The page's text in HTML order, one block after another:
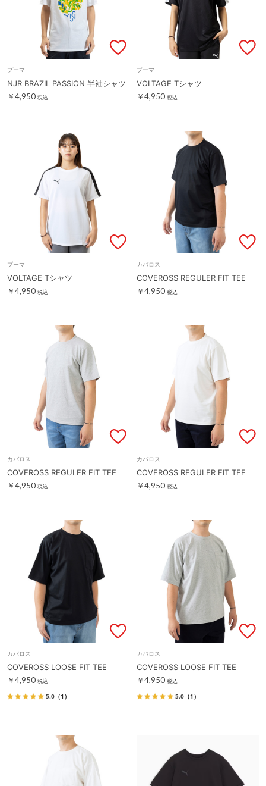
プーマ
NJR BRAZIL PASSION 半袖シャツ
￥4,950 税込
プーマ
VOLTAGE Tシャツ
￥4,950 税込
プーマ
VOLTAGE Tシャツ
￥4,950 税込
カバロス
COVEROSS REGULER FIT TEE
￥4,950 税込
カバロス
COVEROSS REGULER FIT TEE
￥4,950 税込
カバロス
COVEROSS REGULER FIT TEE
￥4,950 税込
カバロス
COVEROSS LOOSE FIT TEE
￥4,950 税込
5.0 （1）
カバロス
COVEROSS LOOSE FIT TEE
￥4,950 税込
5.0 （1）